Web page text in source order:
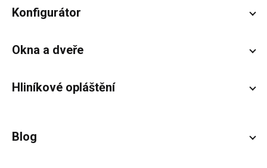
Konfigurátor
Okna a dveře
Hliníkové opláštění
Blog